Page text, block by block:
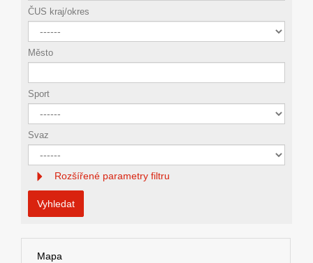
ČUS kraj/okres
Město
Sport
Svaz
Rozšířené parametry filtru
Vyhledat
Mapa